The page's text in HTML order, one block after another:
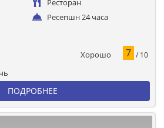
Ресторан
Ресепшн 24 часа
Хорошо 7 / 10
ПОДРОБНЕЕ